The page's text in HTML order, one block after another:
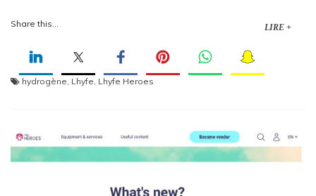
Share this... LIRE +
hydrogène Lhyfe Lhyfe Heroes